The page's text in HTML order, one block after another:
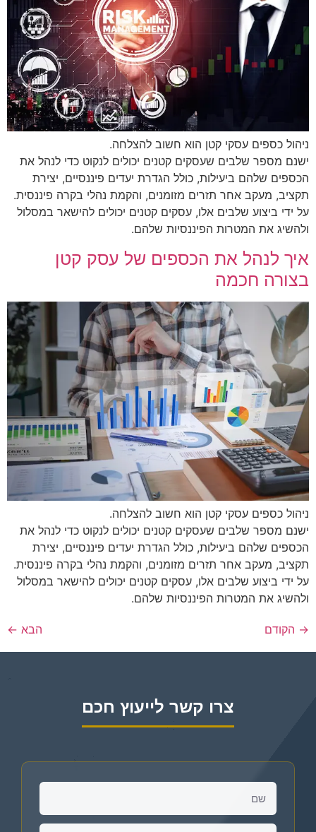
ניהול כספים עסקי קטן הוא חשוב להצלחה.
ישנם מספר שלבים שעסקים קטנים יכולים לנקוט כדי לנהל את
הכספים שלהם ביעילות, כולל הגדרת יעדים פיננסיים, יצירת
תקציב, מעקב אחר תזרים מזומנים, והקמת נהלי בקרה פיננסית.
על ידי ביצוע שלבים אלו, עסקים קטנים יכולים להישאר במסלול
ולהשיג את המטרות הפיננסיות שלהם.
איך לנהל את הכספים של עסק קטן
בצורה חכמה
ניהול כספים עסקי קטן הוא חשוב להצלחה.
ישנם מספר שלבים שעסקים קטנים יכולים לנקוט כדי לנהל את
הכספים שלהם ביעילות, כולל הגדרת יעדים פיננסיים, יצירת
תקציב, מעקב אחר תזרים מזומנים, והקמת נהלי בקרה פיננסית.
על ידי ביצוע שלבים אלו, עסקים קטנים יכולים להישאר במסלול
ולהשיג את המטרות הפיננסיות שלהם.
→ הקודם הבא ←
צרו קשר לייעוץ חכם